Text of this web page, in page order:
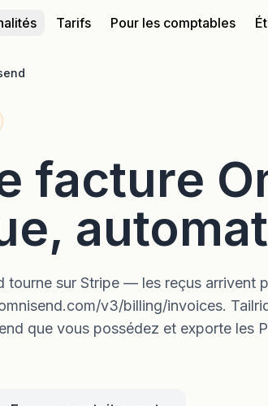
Tarifs Pour les comptables
facture
tourne sur Stripe — les reçus arrivent
v3/billing/invoices.
que vous possédez et exporte les